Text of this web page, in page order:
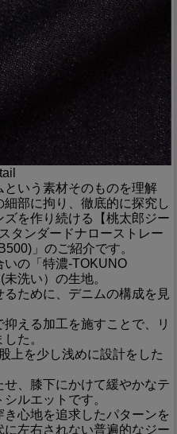
という素材そのものを理解
部に拘り、徹底的に探究し
を作り続ける【桃太郎ジー
タンダードナローストレー
」のご紹介です。
の「特濃-TOKUNO
洗い）の生地。
ために、デニムの構成を見
える加工を施すことで、リ
た。
上を少し浅めに設計をした
、膝下にかけて緩やかなテ
ルエットです。
心地を追求したパターンを
左右されない普遍的なジー